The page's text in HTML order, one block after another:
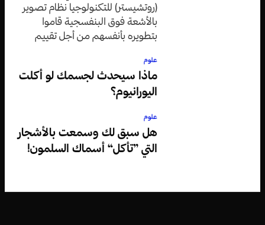
(روتشيستر) للتكنولوجيا نظام تصوير
بالأشعة فوق البنفسجية قاموا
بتطويره بأنفسهم من أجل تقييم
علوم
ماذا سيحدث لجسمك لو أكلت
اليورانيوم؟
علوم
هل سبق لك وسمعت بالأشجار
التي ”تأكل“ أسماك السلمون!